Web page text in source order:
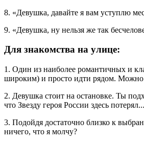
8. «Девушка, давайте я вам уступлю
9. «Девушка, ну нельзя же так
Для знакомства на улице:
1. Один из наиболее романтичных и
широким) и просто идти рядом. Можно
2. Девушка стоит на остановке. Ты
что Звезду героя России здесь
3. Подойдя достаточно близко к
ничего, что я молчу?